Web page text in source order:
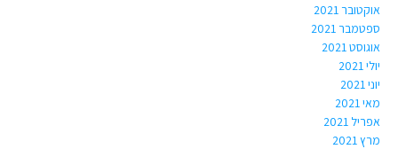
אוקטובר 2021
ספטמבר 2021
אוגוסט 2021
יולי 2021
יוני 2021
מאי 2021
אפריל 2021
מרץ 2021